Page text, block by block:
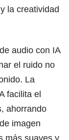
la creatividad
audio con IA
el ruido no
La
facilita el
ahorrando
imagen
más suaves y